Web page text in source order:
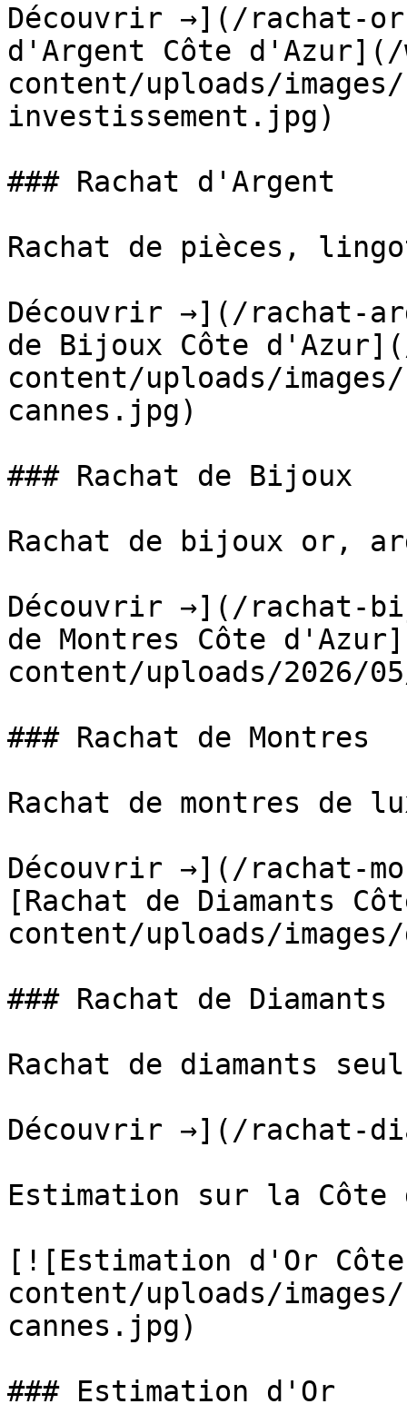
Découvrir →](/rachat-
d'Argent Côte d'Azur](/
content/uploads/
investissement.jpg)
### Rachat d'Argent
Rachat de pièces,
Découvrir →](/rachat-
de Bijoux Côte
content/uploads/
cannes.jpg)
### Rachat de Bijoux
Rachat de bijoux or,
Découvrir →](/rachat-
de Montres Côte
content/uploads/2026/
### Rachat de Montres
Rachat de montres de
Découvrir →](/rachat-
[Rachat de Diamants
content/uploads/
### Rachat de Diamants
Rachat de diamants
Découvrir →](/rachat-
Estimation sur la Côte
[![Estimation d'Or
content/uploads/
cannes.jpg)
### Estimation d'Or